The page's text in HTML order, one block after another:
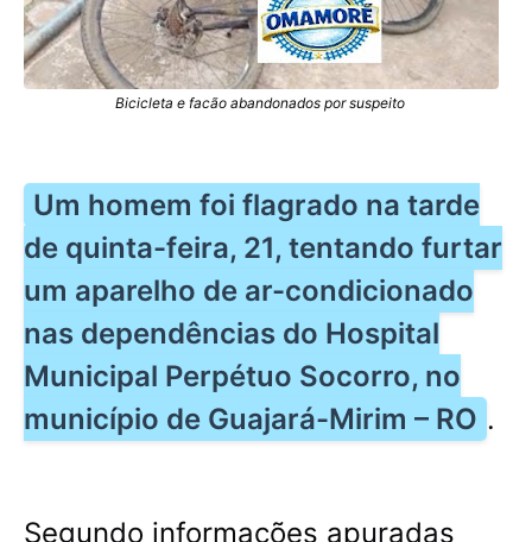
Bicicleta e facão abandonados por suspeito
Um homem foi flagrado na tarde
de quinta-feira, 21, tentando furtar
um aparelho de ar-condicionado
nas dependências do Hospital
Municipal Perpétuo Socorro, no
município de Guajará-Mirim – RO .
Segundo informações apuradas